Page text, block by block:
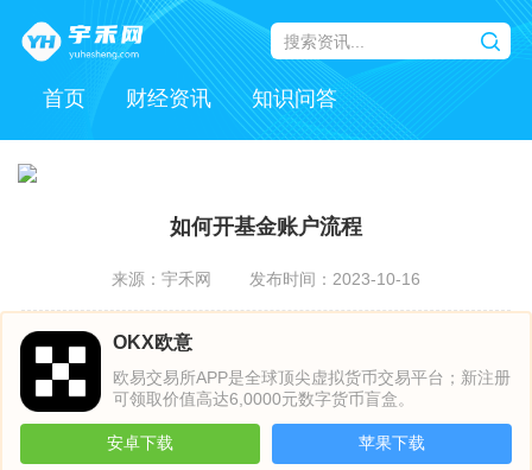
首页 财经资讯 知识问答
如何开基金账户流程
来源：宇禾网 发布时间：2023-10-16
OKX欧意
欧易交易所APP是全球顶尖虚拟货币交易平台；新注册
可领取价值高达6,0000元数字货币盲盒。
安卓下载 苹果下载